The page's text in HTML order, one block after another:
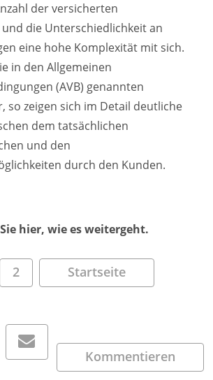
der versicherten
die Unterschiedlichkeit an
eine hohe Komplexität mit sich.
in den Allgemeinen
(AVB) genannten
so zeigen sich im Detail deutliche
dem tatsächlichen
und den
durch den Kunden.
hier, wie es weitergeht.
2 Startseite
Kommentieren